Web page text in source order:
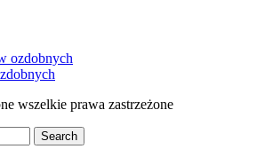
ozdobnych
wszelkie prawa zastrzeżone
Search